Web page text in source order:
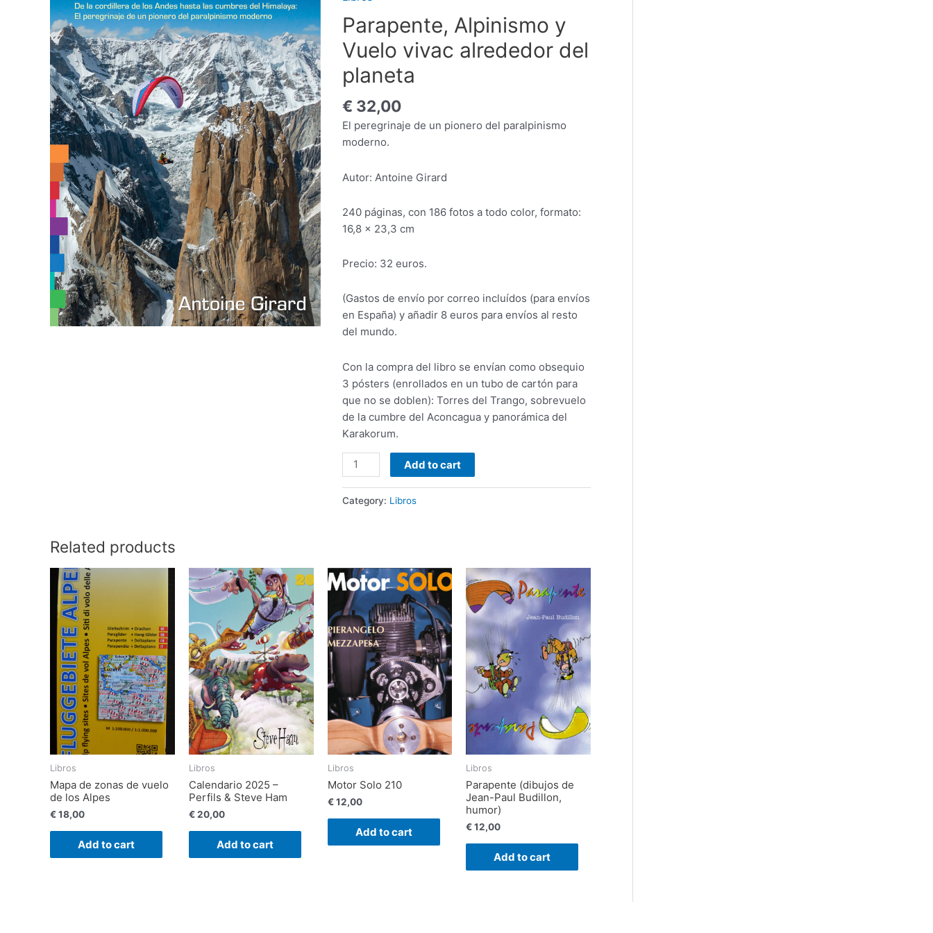
Parapente, Alpinismo y
Vuelo vivac alrededor del
planeta
€ 32,00
El peregrinaje de un pionero del paralpinismo
moderno.
Autor: Antoine Girard
240 páginas, con 186 fotos a todo color, formato:
16,8 x 23,3 cm
Precio: 32 euros.
(Gastos de envío por correo incluídos (para envíos
en España) y añadir 8 euros para envíos al resto
del mundo.
Con la compra del libro se envían como obsequio
3 pósters (enrollados en un tubo de cartón para
que no se doblen): Torres del Trango, sobrevuelo
de la cumbre del Aconcagua y panorámica del
Karakorum.
Parapente,
Alpinismo
Vuelo
planeta
quantity
Add to cart
Category: Libros
Related products
Libros
Mapa de zonas de vuelo
de los Alpes
€18,00
Add to cart
Libros
Calendario 2025 –
Perfils & Steve Ham
€20,00
Add to cart
Libros
Motor Solo 210
€12,00
Add to cart
Libros
Parapente (dibujos de
Jean-Paul Budillon,
humor)
€12,00
Add to cart